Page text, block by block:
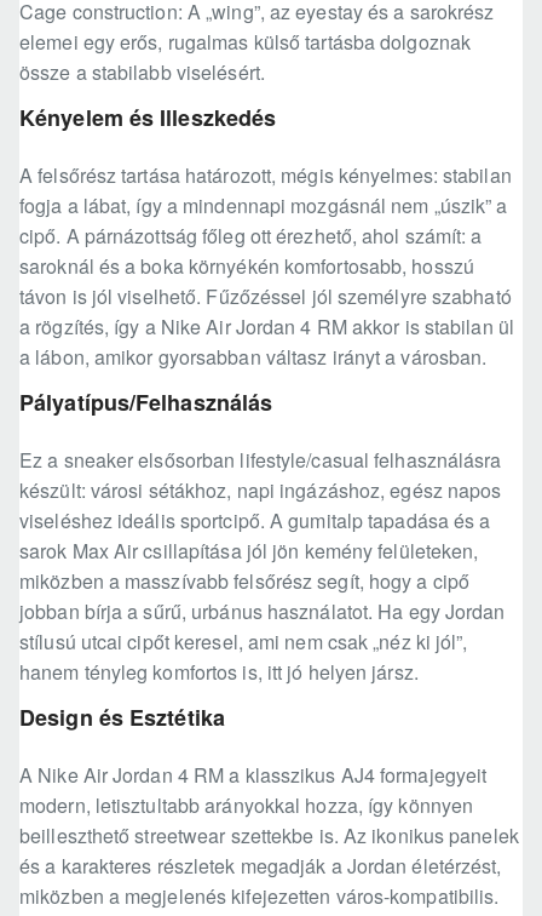
Cage construction: A „wing”, az eyestay és a sarokrész
elemei egy erős, rugalmas külső tartásba dolgoznak
össze a stabilabb viselésért.
Kényelem és Illeszkedés
A felsőrész tartása határozott, mégis kényelmes: stabilan
fogja a lábat, így a mindennapi mozgásnál nem „úszik” a
cipő. A párnázottság főleg ott érezhető, ahol számít: a
saroknál és a boka környékén komfortosabb, hosszú
távon is jól viselhető. Fűzőzéssel jól személyre szabható
a rögzítés, így a Nike Air Jordan 4 RM akkor is stabilan ül
a lábon, amikor gyorsabban váltasz irányt a városban.
Pályatípus/Felhasználás
Ez a sneaker elsősorban lifestyle/casual felhasználásra
készült: városi sétákhoz, napi ingázáshoz, egész napos
viseléshez ideális sportcipő. A gumitalp tapadása és a
sarok Max Air csillapítása jól jön kemény felületeken,
miközben a masszívabb felsőrész segít, hogy a cipő
jobban bírja a sűrű, urbánus használatot. Ha egy Jordan
stílusú utcai cipőt keresel, ami nem csak „néz ki jól”,
hanem tényleg komfortos is, itt jó helyen jársz.
Design és Esztétika
A Nike Air Jordan 4 RM a klasszikus AJ4 formajegyeit
modern, letisztultabb arányokkal hozza, így könnyen
beilleszthető streetwear szettekbe is. Az ikonikus panelek
és a karakteres részletek megadják a Jordan életérzést,
miközben a megjelenés kifejezetten város-kompatibilis.